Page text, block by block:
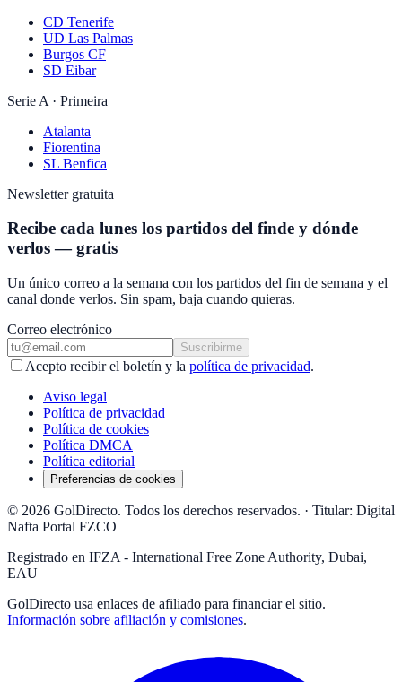
CD Tenerife
UD Las Palmas
Burgos CF
SD Eibar
Serie A · Primeira
Atalanta
Fiorentina
SL Benfica
Newsletter gratuita
Recibe cada lunes los partidos del finde y dónde
verlos — gratis
Un único correo a la semana con los partidos del fin de semana y el
canal donde verlos. Sin spam, baja cuando quieras.
Correo electrónico
Suscribirme
Acepto recibir el boletín y la política de privacidad.
Aviso legal
Política de privacidad
Política de cookies
Política DMCA
Política editorial
Preferencias de cookies
© 2026 GolDirecto. Todos los derechos reservados. · Titular: Digital
Nafta Portal FZCO
Registrado en IFZA - International Free Zone Authority, Dubai,
EAU
GolDirecto usa enlaces de afiliado para financiar el sitio.
Información sobre afiliación y comisiones.